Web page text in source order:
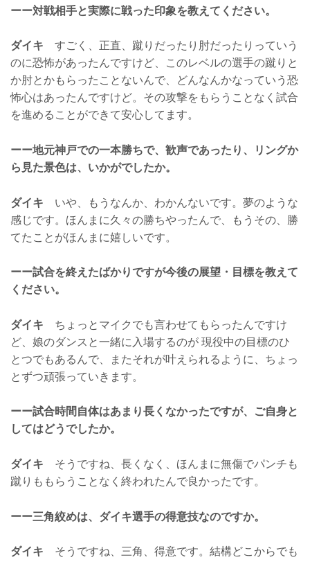
ーー対戦相手と実際に戦った印象を教えてください。
ダイキ すごく、正直、蹴りだったり肘だったりっていう
のに恐怖があったんですけど、このレベルの選手の蹴りと
か肘とかもらったことないんで、どんなんかなっていう恐
怖心はあったんですけど。その攻撃をもらうことなく試合
を進めることができて安心してます。
ーー地元神戸での一本勝ちで、歓声であったり、リングか
ら見た景色は、いかがでしたか。
ダイキ いや、もうなんか、わかんないです。夢のような
感じです。ほんまに久々の勝ちやったんで、もうその、勝
てたことがほんまに嬉しいです。
ーー試合を終えたばかりですが今後の展望・目標を教えて
ください。
ダイキ ちょっとマイクでも言わせてもらったんですけ
ど、娘のダンスと一緒に入場するのが 現役中の目標のひ
とつでもあるんで、またそれが叶えられるように、ちょっ
とずつ頑張っていきます。
ーー試合時間自体はあまり長くなかったですが、ご自身と
してはどうでしたか。
ダイキ そうですね、長くなく、ほんまに無傷でパンチも
蹴りももらうことなく終われたんで良かったです。
ーー三角絞めは、ダイキ選手の得意技なのですか。
ダイキ そうですね、三角、得意です。結構どこからでも